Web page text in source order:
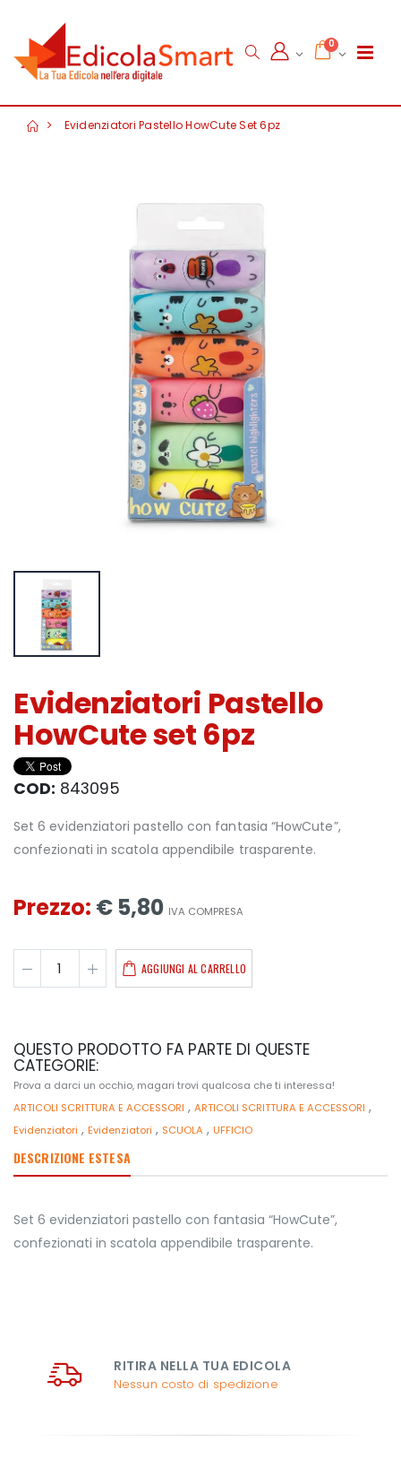
0
Evidenziatori Pastello HowCute Set 6pz
Evidenziatori Pastello
HowCute set 6pz
COD: 843095
Set 6 evidenziatori pastello con fantasia “HowCute”,
confezionati in scatola appendibile trasparente.
Prezzo: € 5,80 IVA COMPRESA
AGGIUNGI AL CARRELLO
QUESTO PRODOTTO FA PARTE DI QUESTE
CATEGORIE:
Prova a darci un occhio, magari trovi qualcosa che ti interessa!
ARTICOLI SCRITTURA E ACCESSORI , ARTICOLI SCRITTURA E ACCESSORI ,
Evidenziatori , Evidenziatori , SCUOLA , UFFICIO
DESCRIZIONE ESTESA
Set 6 evidenziatori pastello con fantasia “HowCute”,
confezionati in scatola appendibile trasparente.
RITIRA NELLA TUA EDICOLA
Nessun costo di spedizione